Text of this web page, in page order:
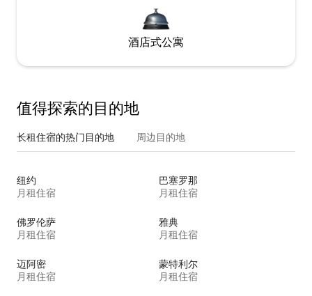
酒店式公寓
值得探索的目的地
长租住宿的热门目的地 周边目的地
纽约
月租住宿
巴塞罗那
月租住宿
佛罗伦萨
月租住宿
雅典
月租住宿
迈阿密
月租住宿
蒙特利尔
月租住宿